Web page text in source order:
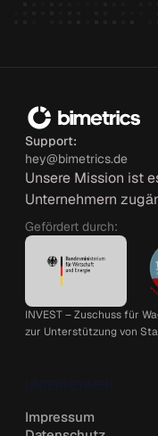
Support:
hey@bimetrics.de
Unsere Mission ist
Unternehmern
Gefördert durch:
INVEST – Zuschuss für
zur Unterstützung von
Impressum